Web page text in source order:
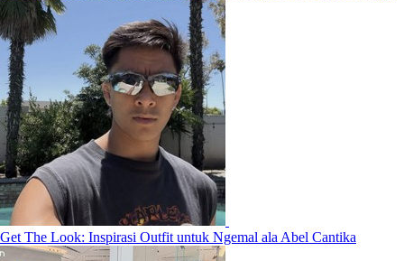
Get The Look: Inspirasi Outfit untuk Ngemal ala Abel Cantika